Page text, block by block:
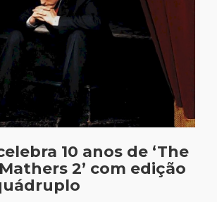
10 anos de ‘The
2’ com edição